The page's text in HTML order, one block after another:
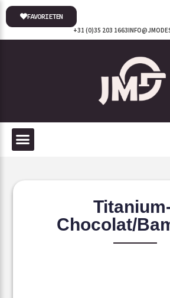
+31 (0)35 203 1663
FAVORIETEN
Chocolat/